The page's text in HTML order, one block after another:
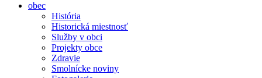
obec
História
Historická miestnosť
Služby v obci
Projekty obce
Zdravie
Smolnícke noviny